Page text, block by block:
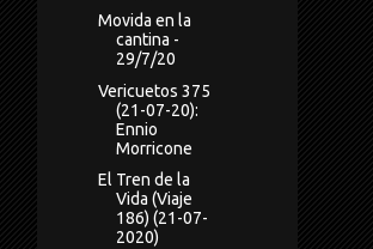
Movida en la
cantina -
29/7/20
Vericuetos 375
(21-07-20):
Ennio
Morricone
El Tren de la
Vida (Viaje
186) (21-07-
2020)